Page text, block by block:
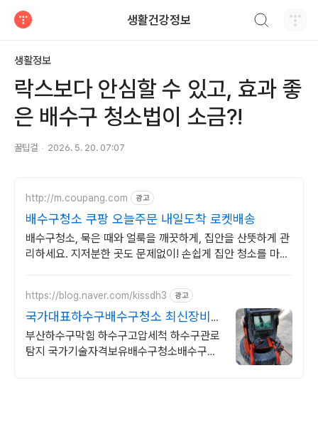
생활건강정보
생활정보
락스보다 안심할 수 있고, 효과 좋
은 배수구 청소법이 소금?!
꿀팁걸 2026. 5. 20. 07:07
http://m.coupang.com 광고
배수구청소 쿠팡 오늘주문 내일도착 로켓배송
배수구청소, 묵은 때와 얼룩을 깨끗하게, 집안을 산뜻하게 관
리하세요. 지저분한 곳도 문제없이! 손쉽게 집안 청소를 마무
https://blog.naver.com/kissdh3 광고
국가대표하수구배수구청소 최신장비/
재발현장전문/AS
부산하수구막힘 하수구고압세척 하수구관로
탐지 국가기술자격보유배수구청소배수구청